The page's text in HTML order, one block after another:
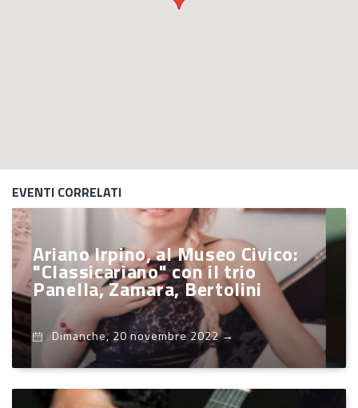
EVENTI CORRELATI
Ariano Irpino, al Museo Civico:
"Classicariano" con il trio
Panella, Zamara, Bertolini
Dimanche, 20 novembre 2022→